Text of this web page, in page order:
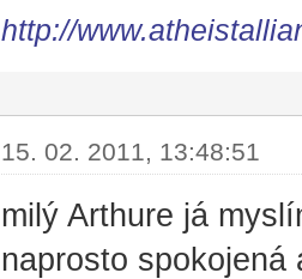
http://
15. 02. 2011, 13:48:51
milý Arthure já
naprosto